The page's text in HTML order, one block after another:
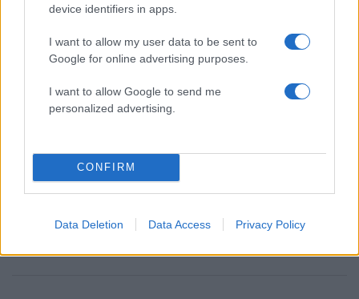
device identifiers in apps.
I want to allow my user data to be sent to
Google for online advertising purposes.
I want to allow Google to send me
personalized advertising.
CONFIRM
Data Deletion Data Access Privacy Policy
Υποβολή σχολίου
Όροι Χρήσης. Το site προστατεύεται από reCAPTCHA, ισχύουν
Πολιτική Απορρήτου&Όροι Χρήσηςτης Google.
Ελλάδα
ΚΟΡΥΔΑΛΛΟΣ
Ακολουθήστε το Νewsit.gr στο
ενημερωθείτε πρώτοι για όλη την ειδησεογραφία και τα